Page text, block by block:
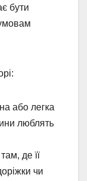
бути
або легка
люблять
де її
чи